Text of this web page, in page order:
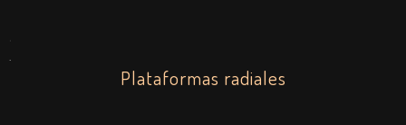
.
Plataformas radiales